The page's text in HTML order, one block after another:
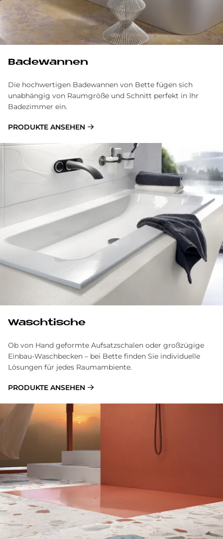
Badewannen
Die hochwertigen Badewannen von Bette fügen sich
unabhängig von Raumgröße und Schnitt perfekt in Ihr
Badezimmer ein.
PRODUKTE ANSEHEN
Waschtische
Ob von Hand geformte Aufsatzschalen oder großzügige
Einbau-Waschbecken – bei Bette finden Sie individuelle
Lösungen für jedes Raumambiente.
PRODUKTE ANSEHEN